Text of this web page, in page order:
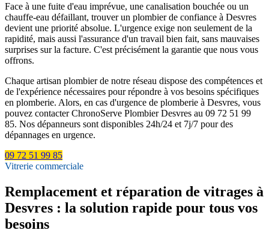
Face à une fuite d'eau imprévue, une canalisation bouchée ou un
chauffe-eau défaillant, trouver un plombier de confiance à Desvres
devient une priorité absolue. L'urgence exige non seulement de la
rapidité, mais aussi l'assurance d'un travail bien fait, sans mauvaises
surprises sur la facture. C'est précisément la garantie que nous vous
offrons.
Chaque artisan plombier de notre réseau dispose des compétences et
de l'expérience nécessaires pour répondre à vos besoins spécifiques
en plomberie. Alors, en cas d'urgence de plomberie à Desvres, vous
pouvez contacter ChronoServe Plombier Desvres au 09 72 51 99
85. Nos dépanneurs sont disponibles 24h/24 et 7j/7 pour des
dépannages en urgence.
09 72 51 99 85
Vitrerie commerciale
Remplacement et réparation de vitrages à
Desvres : la solution rapide pour tous vos
besoins